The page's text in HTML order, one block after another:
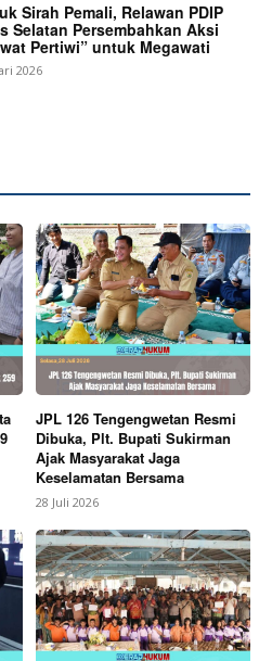
Sirah Pemali, Relawan PDIP
Selatan Persembahkan Aksi
Pertiwi” untuk Megawati
2026
JPL 126 Tengengwetan Resmi
Dibuka, Plt. Bupati Sukirman
Ajak Masyarakat Jaga
Keselamatan Bersama
28 Juli 2026